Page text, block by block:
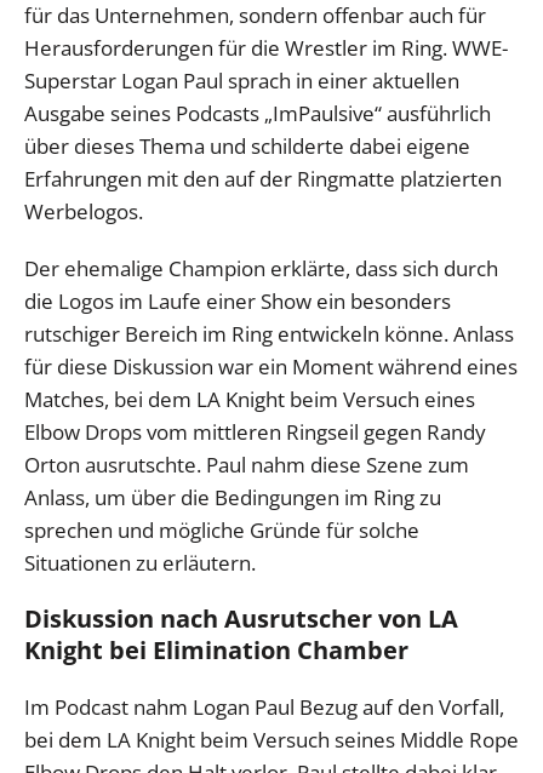
für das Unternehmen, sondern offenbar auch für
Herausforderungen für die Wrestler im Ring. WWE-
Superstar Logan Paul sprach in einer aktuellen
Ausgabe seines Podcasts „ImPaulsive“ ausführlich
über dieses Thema und schilderte dabei eigene
Erfahrungen mit den auf der Ringmatte platzierten
Werbelogos.
Der ehemalige Champion erklärte, dass sich durch
die Logos im Laufe einer Show ein besonders
rutschiger Bereich im Ring entwickeln könne. Anlass
für diese Diskussion war ein Moment während eines
Matches, bei dem LA Knight beim Versuch eines
Elbow Drops vom mittleren Ringseil gegen Randy
Orton ausrutschte. Paul nahm diese Szene zum
Anlass, um über die Bedingungen im Ring zu
sprechen und mögliche Gründe für solche
Situationen zu erläutern.
Diskussion nach Ausrutscher von LA
Knight bei Elimination Chamber
Im Podcast nahm Logan Paul Bezug auf den Vorfall,
bei dem LA Knight beim Versuch seines Middle Rope